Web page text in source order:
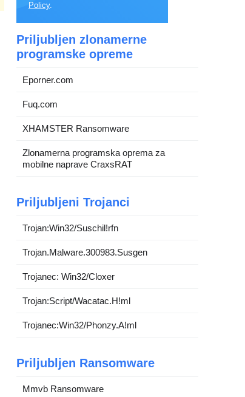
Policy.
Priljubljen zlonamerne
programske opreme
Eporner.com
Fuq.com
XHAMSTER Ransomware
Zlonamerna programska oprema za
mobilne naprave CraxsRAT
Priljubljeni Trojanci
Trojan:Win32/Suschil!rfn
Trojan.Malware.300983.Susgen
Trojanec: Win32/Cloxer
Trojan:Script/Wacatac.H!ml
Trojanec:Win32/Phonzy.A!ml
Priljubljen Ransomware
Mmvb Ransomware